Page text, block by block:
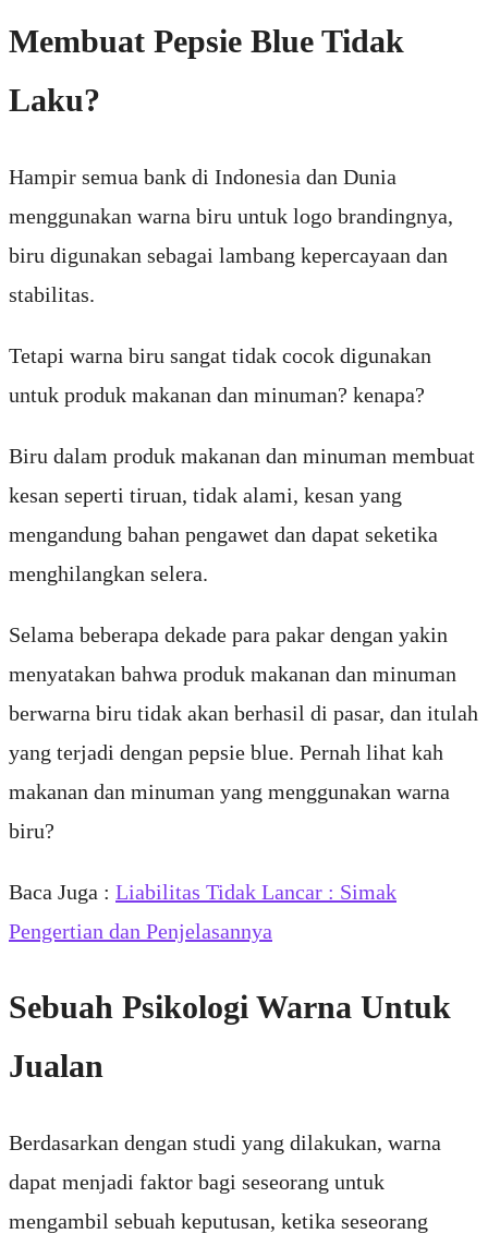
Membuat Pepsie Blue Tidak
Laku?
Hampir semua bank di Indonesia dan Dunia
menggunakan warna biru untuk logo brandingnya,
biru digunakan sebagai lambang kepercayaan dan
stabilitas.
Tetapi warna biru sangat tidak cocok digunakan
untuk produk makanan dan minuman? kenapa?
Biru dalam produk makanan dan minuman membuat
kesan seperti tiruan, tidak alami, kesan yang
mengandung bahan pengawet dan dapat seketika
menghilangkan selera.
Selama beberapa dekade para pakar dengan yakin
menyatakan bahwa produk makanan dan minuman
berwarna biru tidak akan berhasil di pasar, dan itulah
yang terjadi dengan pepsie blue. Pernah lihat kah
makanan dan minuman yang menggunakan warna
biru?
Baca Juga : Liabilitas Tidak Lancar : Simak
Pengertian dan Penjelasannya
Sebuah Psikologi Warna Untuk
Jualan
Berdasarkan dengan studi yang dilakukan, warna
dapat menjadi faktor bagi seseorang untuk
mengambil sebuah keputusan, ketika seseorang